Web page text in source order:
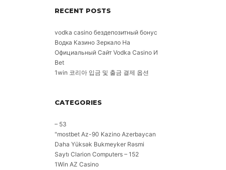
RECENT POSTS
vodka casino бездепозитный бонус
Водка Казино Зеркало На
Официальный Сайт Vodka Casino И
Bet
1win 코리아 입금 및 출금 결제 옵션
CATEGORIES
– 53
"mostbet Az-90 Kazino Azerbaycan
Daha Yüksək Bukmeyker Rəsmi
Saytı Clarion Computers – 152
1Win AZ Casino